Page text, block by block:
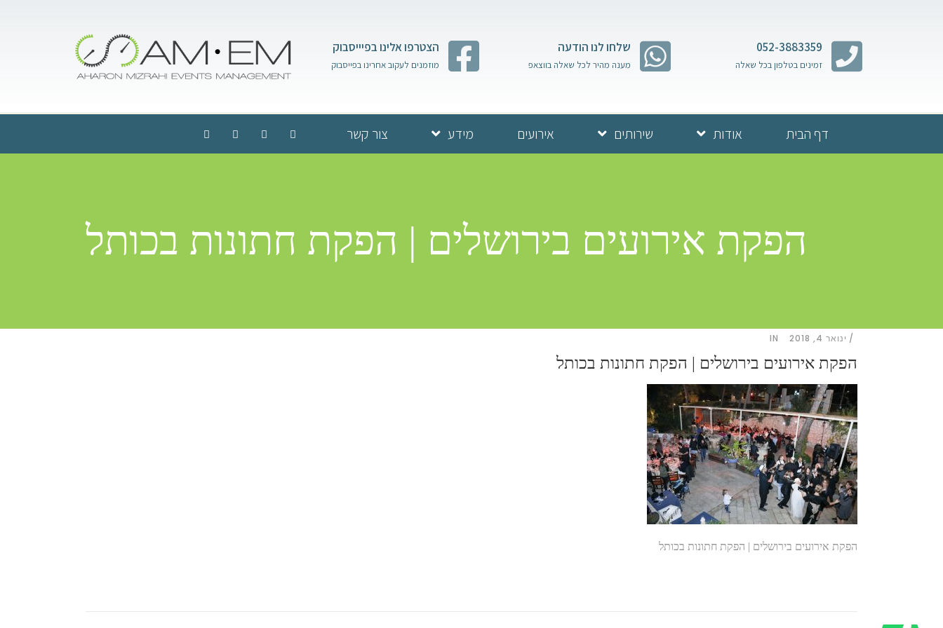
052-3883359
זמינים בטלפון בכל שאלה
שלחו לנו הודעה
מענה מהיר לכל שאלה בווצאפ
הצטרפו אלינו בפיייסבוק
מוזמנים לעקוב אחרינו בפייסבוק
דף הבית אודות שירותים אירועים מידע צור קשר
הפקת אירועים בירושלים | הפקת חתונות בכותל
ינואר 4, 2018 IN
הפקת אירועים בירושלים | הפקת חתונות בכותל
הפקת אירועים בירושלים | הפקת חתונות בכותל